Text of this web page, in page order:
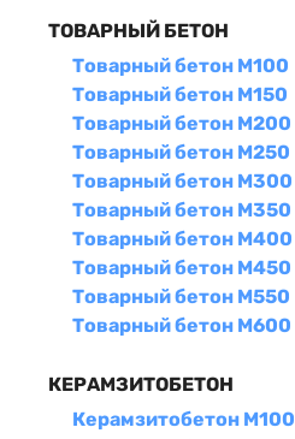
ТОВАРНЫЙ БЕТОН
Товарный бетон М100
Товарный бетон М150
Товарный бетон М200
Товарный бетон М250
Товарный бетон М300
Товарный бетон М350
Товарный бетон М400
Товарный бетон М450
Товарный бетон М550
Товарный бетон М600
КЕРАМЗИТОБЕТОН
Керамзитобетон М100